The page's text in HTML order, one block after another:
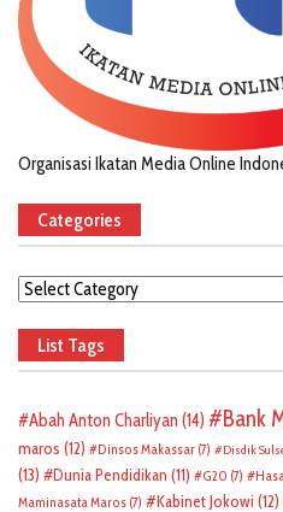
Organisasi Ikatan Media Online
Categories
Categories
List Tags
Abah Anton Charliyan (14) Bank
maros (12) Dinsos Makassar (7) Disdik
(13)
Dunia Pendidikan (11) G20 (7)
Maminasata Maros (7) Kabinet Jokowi (12)